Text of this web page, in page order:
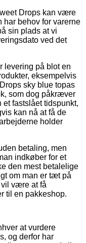
Drops kan være
behov for varerne
sin plads at vi
ved det
levering på blot en
eksempelvis
sky blue topas
som dog påkræver
fastslået tidspunkt,
kan nå at få de
holder
betaling, men
indkøber for et
den mest betalelige
om man er tæt på
være at få
til en pakkeshop.
at vurdere
og derfor har